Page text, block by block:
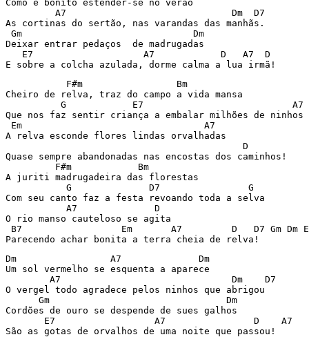
Como é bonito estender-se no verão
         A7                              Dm  D7
As cortinas do sertão, nas varandas das manhãs.
Gm                               Dm
Deixar entrar pedaços  de madrugadas
   E7                    A7            D   A7  D
E sobre a colcha azulada, dorme calma a lua irmã!
           F#m                 Bm
Cheiro de relva, traz do campo a vida mansa
          G            E7                           A7
Que nos faz sentir criança a embalar milhões de ninhos
Em                                 A7
A relva esconde flores lindas orvalhadas
                                           D
Quase sempre abandonadas nas encostas dos caminhos!
         F#m            Bm
A juriti madrugadeira das florestas
           G              D7                G
Com seu canto faz a festa revoando toda a selva
           A7              D
O rio manso cauteloso se agita
B7                  Em       A7         D   D7 Gm Dm E7
Parecendo achar bonita a terra cheia de relva!
Dm                 A7              Dm
Um sol vermelho se esquenta a aparece
        A7                               Dm    D7
O vergel todo agradece pelos ninhos que abrigou
      Gm                                Dm
Cordões de ouro se despende de sues galhos
E7                  A7                D    A7
São as gotas de orvalhos de uma noite que passou!